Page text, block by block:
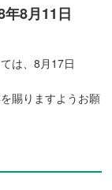
年8月11日
は、8月17日
賜りますようお願